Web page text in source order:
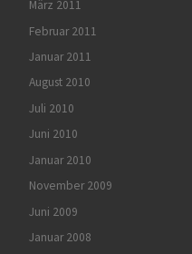
März 2011
Februar 2011
Januar 2011
August 2010
Juli 2010
Juni 2010
Januar 2010
November 2009
Juni 2009
Januar 2008